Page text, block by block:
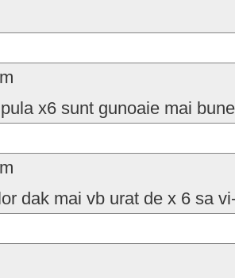
x6 sunt gunoaie mai
dak mai vb urat de x 6 sa